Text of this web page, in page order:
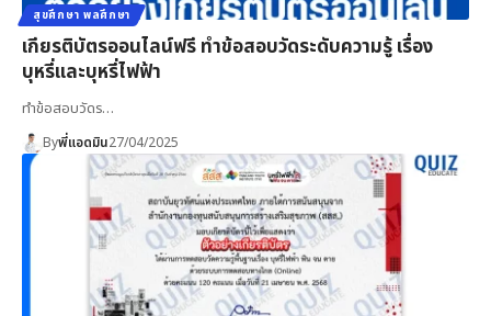
สุขศึกษา พลศึกษา
เกียรติบัตรออนไลน์ฟรี ทำข้อสอบวัดระดับความรู้ เรื่อง
บุหรี่และบุหรี่ไฟฟ้า
ทำข้อสอบวัดร…
Byพี่แอดมิน27/04/2025